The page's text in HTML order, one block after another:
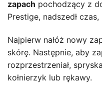
zapach pochodzący z
Prestige, nadszedł
Najpierw nałóż nowy
skórę. Następnie, aby
rozprzestrzeniał,
kołnierzyk lub rękawy.